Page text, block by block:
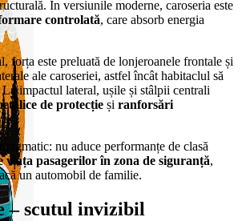
În versiunile moderne, caroseria este
controlată, care absorb energia
forța este preluată de lonjeroanele frontale și
ale caroseriei, astfel încât habitaclul să
impactul lateral, ușile și stâlpii centrali
de protecție și ranforsări
nu aduce performanțe de clasă
viața pasagerilor în zona de siguranță,
un automobil de familie.
– scutul invizibil